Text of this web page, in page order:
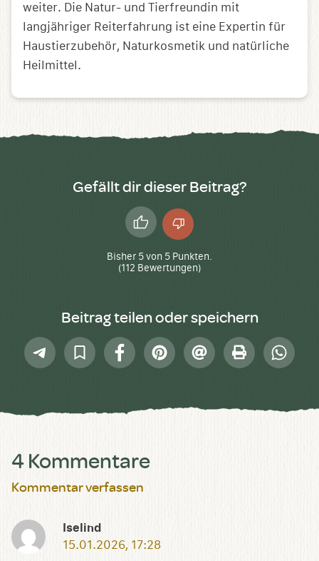
weiter. Die Natur- und Tierfreundin mit
langjähriger Reiterfahrung ist eine Expertin für
Haustierzubehör, Naturkosmetik und natürliche
Heilmittel.
Gefällt dir dieser Beitrag?
Daumen
hoch
Daumen
runter
Bisher 5von 5 Punkten.
(112 Bewertungen)
Beitrag teilen oder speichern
Telegram
In
Sammlung
FacebookPinterest
E-
Mail
Drucken
4 Kommentare
Kommentar verfassen
Iselind
15.01.2026, 17:28